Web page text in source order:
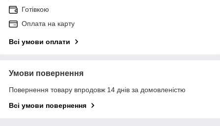
Готівкою
Оплата на карту
Всі умови оплати
Умови повернення
Повернення товару впродовж 14 днів за домовленістю
Всі умови повернення